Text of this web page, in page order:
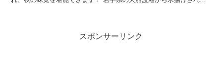
スポンサーリンク